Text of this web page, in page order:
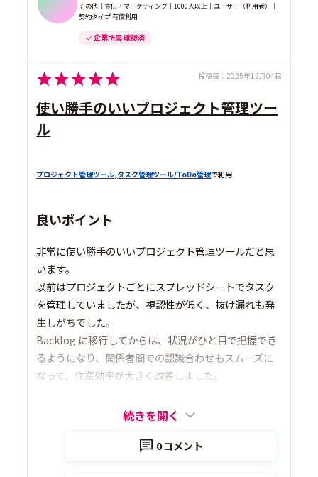
その他｜宣伝・マーケティング｜1000人以上｜ユーザー（利用者）｜
契約タイプ 有償利用
企業所属 確認済
投稿日： 2025年12月04日
使い勝手のいいプロジェクト管理ツー
ル
プロジェクト管理ツール ,タスク管理ツール/ToDo管理で利用
良いポイント
非常に使い勝手のいいプロジェクト管理ツールだと思
います。
以前はプロジェクトごとにスプレッドシートでタスク
を管理していましたが、視認性が低く、抜け漏れも発
生しがちでした。
Backlog に移行してからは、状況がひと目で把握でき
るようになり、関係者間での認識合わせもスムーズに
なって、作業効率が大きく改善しました。
続きを開く
0コメント